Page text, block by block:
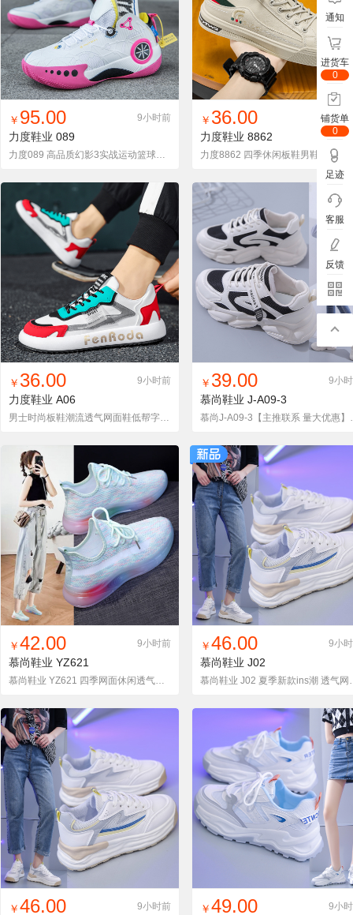
找同款 加入铺货单 收藏
￥ 95.00 9小时前
力度鞋业 089
力度089 高品质幻影3实战运动篮球鞋爆款LN系列
找同款 加入铺货单 收藏
￥ 36.00 9小
力度鞋业 8862
找同款 加入铺货单 收藏
￥ 36.00 9小时前
力度鞋业 A06
男士时尚板鞋潮流透气网面鞋低帮字母青年个性休闲运动鞋抖音爆款
找同款 加入铺货单 收藏
￥ 39.00 9小
慕尚鞋业 J-A09-3
慕尚J-
找同款 加入铺货单 收藏
￥42.00 9小时前
慕尚鞋业 YZ621
慕尚鞋业 YZ621 四季网面休闲透气百搭飞织彩虹底椰子女鞋
找同款 加入铺货单 收藏
￥46.00 9小
慕尚鞋业 J02
慕尚鞋业
找同款 加入铺货单 收藏
￥46.00 9小时前 找同款 加入铺货单 收藏
￥49.00 9小
通知
进货车
0
铺货单
0
足迹
客服
反馈